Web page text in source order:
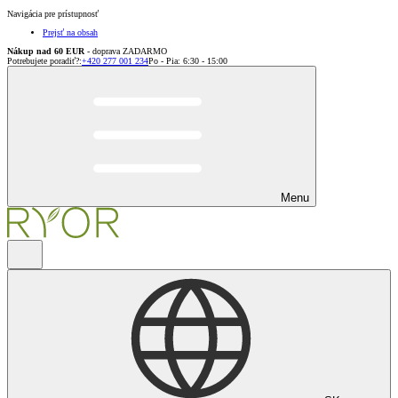
Navigácia pre prístupnosť
Prejsť na obsah
Nákup nad 60 EUR - doprava ZADARMO
Potrebujete poradiť?:+420 277 001 234Po - Pia: 6:30 - 15:00
Menu